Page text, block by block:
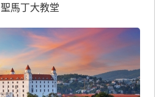
聖馬丁大教堂